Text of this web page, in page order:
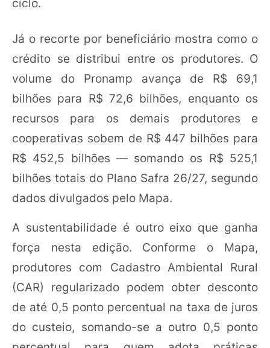
Já o recorte por beneficiário mostra como o
crédito se distribui entre os produtores. O
volume do Pronamp avança de R$ 69,1
bilhões para R$ 72,6 bilhões, enquanto os
recursos para os demais produtores e
cooperativas sobem de R$ 447 bilhões para
R$ 452,5 bilhões — somando os R$ 525,1
bilhões totais do Plano Safra 26/27, segundo
dados divulgados pelo Mapa.
A sustentabilidade é outro eixo que ganha
força nesta edição. Conforme o Mapa,
produtores com Cadastro Ambiental Rural
(CAR) regularizado podem obter desconto
de até 0,5 ponto percentual na taxa de juros
do custeio, somando-se a outro 0,5 ponto